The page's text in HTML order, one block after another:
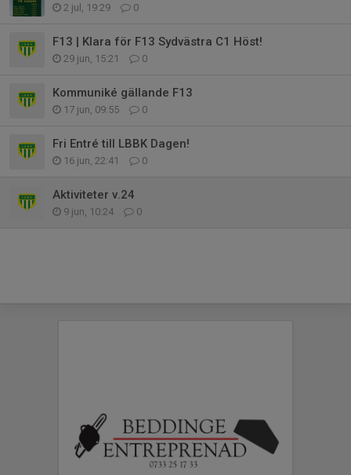
2 jul, 19:29 0
F13 | Klara för F13 Sydvästra C1 Höst!
29 jun, 15:21 0
Kommuniké gällande F13
17 jun, 09:55 0
Fri Entré till LBBK Dagen!
16 jun, 22:41 0
Aktiviteter v.24
9 jun, 10:24 0